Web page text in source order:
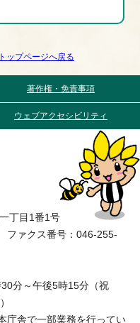
トップページへ戻る
著作権・免責事項
ウェブアクセシビリティ
丁目1番1号
ァクス番号：046-255-
分～午後5時15分（祝
庁舎で一部業務を行ってい